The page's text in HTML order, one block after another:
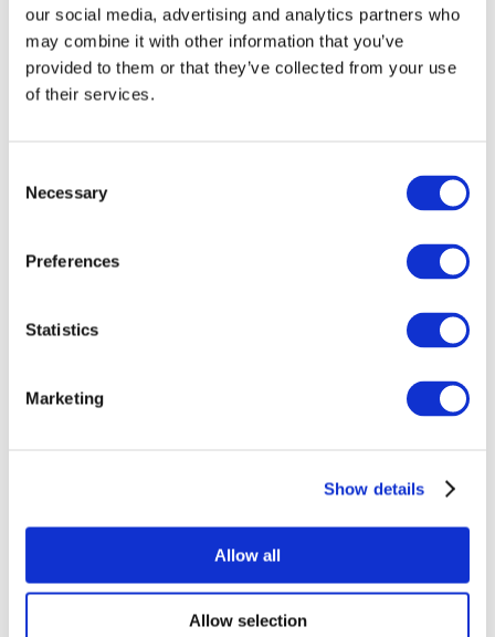
our social media, advertising and analytics partners who
may combine it with other information that you’ve
provided to them or that they’ve collected from your use
of their services.
Selection
Necessary
Preferences
Statistics
Marketing
Show details
Allow all
Allow selection
Творческий вечер
Наше спецпредложение
Применить